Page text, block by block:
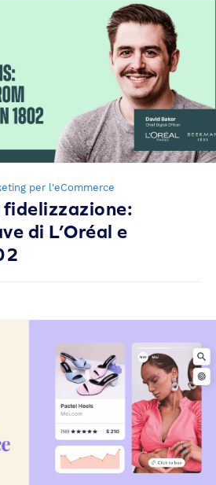
per l'eCommerce
di L’Oréal e